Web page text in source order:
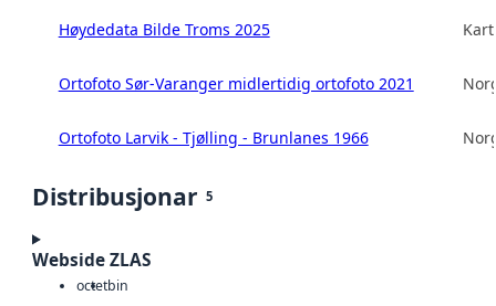
Høydedata Bilde Troms 2025
Ortofoto Sør-Varanger midlertidig ortofoto 2021
Ortofoto Larvik - Tjølling - Brunlanes 1966
Distribusjonar 5
Webside ZLAS
octetbin